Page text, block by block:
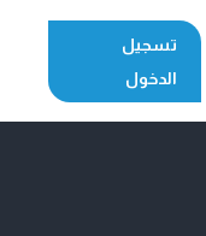
تسجيل
الدخول